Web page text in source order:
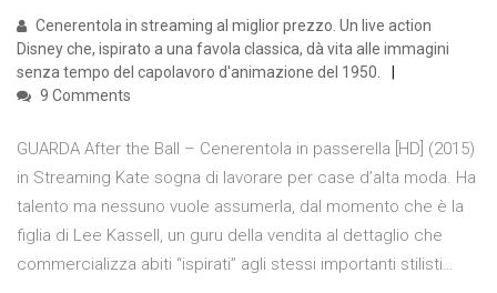
Cenerentola in streaming al miglior prezzo. Un live action
Disney che, ispirato a una favola classica, dà vita alle immagini
senza tempo del capolavoro d'animazione del 1950.
9 Comments
GUARDA After the Ball – Cenerentola in passerella [HD] (2015)
in Streaming Kate sogna di lavorare per case d’alta moda. Ha
talento ma nessuno vuole assumerla, dal momento che è la
figlia di Lee Kassell, un guru della vendita al dettaglio che
commercializza abiti “ispirati” agli stessi importanti stilisti…